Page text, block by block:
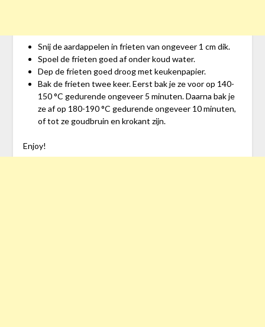
Snij de aardappelen in frieten van ongeveer 1 cm dik.
Spoel de frieten goed af onder koud water.
Dep de frieten goed droog met keukenpapier.
Bak de frieten twee keer. Eerst bak je ze voor op 140-
150 °C gedurende ongeveer 5 minuten. Daarna bak je
ze af op 180-190 °C gedurende ongeveer 10 minuten,
of tot ze goudbruin en krokant zijn.
Enjoy!